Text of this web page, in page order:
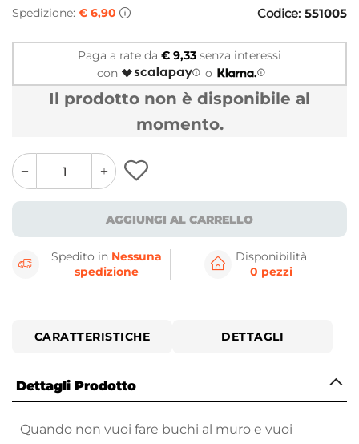
Spedizione: € 6,90 Codice: 551005
Paga a rate da € 9,33 senza interessi
con
o
Il prodotto non è disponibile al
momento.
quantity
button
quantity
minus
button
AGGIUNGI AL CARRELLO
Spedito in Nessuna
spedizione
Disponibilità
0 pezzi
CARATTERISTICHE DETTAGLI
Dettagli Prodotto
Quando non vuoi fare buchi al muro e vuoi